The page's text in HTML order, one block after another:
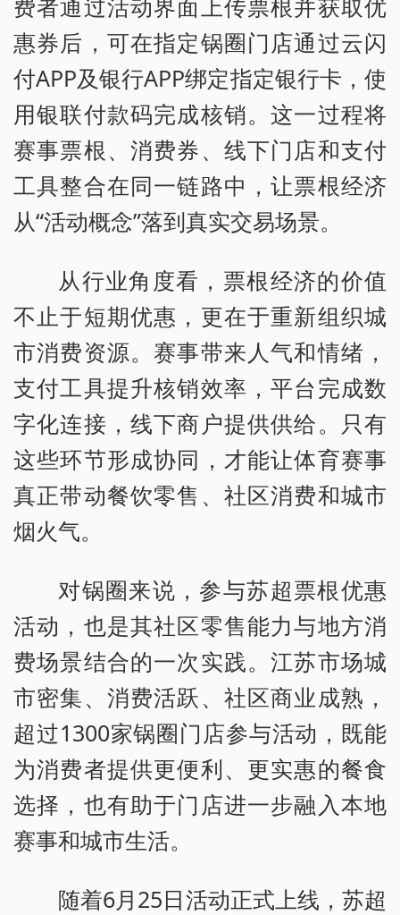
费者通过活动界面上传票根并获取优
惠券后，可在指定锅圈门店通过云闪
付APP及银行APP绑定指定银行卡，使
用银联付款码完成核销。这一过程将
赛事票根、消费券、线下门店和支付
工具整合在同一链路中，让票根经济
从“活动概念”落到真实交易场景。
从行业角度看，票根经济的价值
不止于短期优惠，更在于重新组织城
市消费资源。赛事带来人气和情绪，
支付工具提升核销效率，平台完成数
字化连接，线下商户提供供给。只有
这些环节形成协同，才能让体育赛事
真正带动餐饮零售、社区消费和城市
烟火气。
对锅圈来说，参与苏超票根优惠
活动，也是其社区零售能力与地方消
费场景结合的一次实践。江苏市场城
市密集、消费活跃、社区商业成熟，
超过1300家锅圈门店参与活动，既能
为消费者提供更便利、更实惠的餐食
选择，也有助于门店进一步融入本地
赛事和城市生活。
随着6月25日活动正式上线，苏超